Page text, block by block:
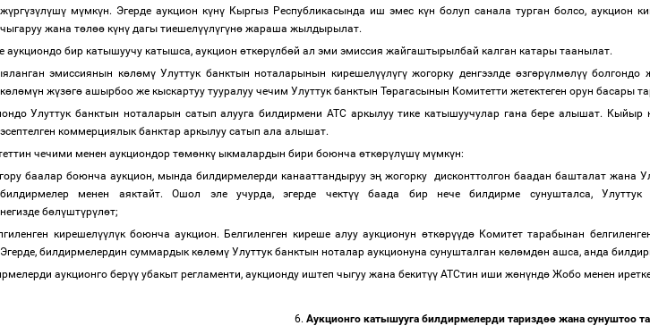
жүргүзүлүшү мүмкүн. Эгерде аукцион күнү Кыргыз Республикасында иш эмес күн болуп санала турган болсо, аукцион
чыгаруу жана төлөө күнү дагы тиешелүүлүгүнө жараша жылдырылат.
аукциондо бир катышуучу катышса, аукцион өткөрүлбөй ал эми эмиссия жайгаштырылбай калган катары таанылат.
эмиссиянын көлөмүУлуттук банктын ноталарынын кирешелүүлүгүжогорку денгээлде өзгөрүлмөлүүболгондо
көлөмүн жүзөгө ашырбоо же кыскартуу тууралуу чечим Улуттук банктын Төрагасынын Комитетти жетектеген орун басары
Улуттук банктын ноталарын сатып алууга билдирмени АТС аркылуу тике катышуучулар гана бере алышат.
эсептелген коммерциялык банктар аркылуу сатып ала алышат.
чечими менен аукциондор төмөнкү ыкмалардын бири боюнча өткөрүлүшү мүмкүн:
баалар боюнча аукцион, мында билдирмелерди канааттандыруу эң жогорку дисконттолгон баадан башталат жана
билдирмелер менен аяктайт. Ошол эле учурда, эгерде чектүүбаада бир нече билдирме сунушталса, Улуттук
негизде бөлүштүрүлөт;
кирешелүүлүк боюнча аукцион. Белгиленген киреше алуу аукционун өткөрүүдөКомитет тарабынан
Эгерде, билдирмелердин суммардык көлөмү Улуттук банктын ноталар аукционуна сунушталган көлөмдөн ашса, анда
аукционго берүү убакыт регламенти, аукционду иштеп чыгуу жана бекитүү АТСтин иши жөнүндө Жобо менен
6. Аукционго катышууга билдирмелерди тариздөөжана сунуштоо